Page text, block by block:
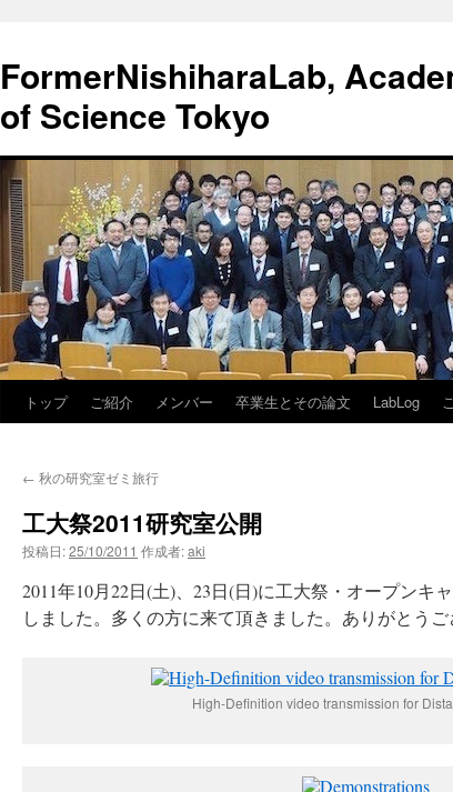
FormerNishiharaLab,
of Science Tokyo
ン
トップ ご紹介 メンバー 卒業生とその論文 LabLog
← 秋の研究室ゼミ旅行
工大祭2011研究室公開
投稿日:25/10/2011 作成者:aki
2011年10月22日(土)、23日(日)に工大祭・オープンキ
しました。多くの方に来て頂きました。ありがとうご
High-Definition video transmission for